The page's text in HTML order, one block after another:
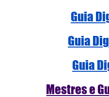
Guia
Guia
Guia
Mestres e